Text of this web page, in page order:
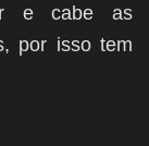
e cabe as
por isso tem